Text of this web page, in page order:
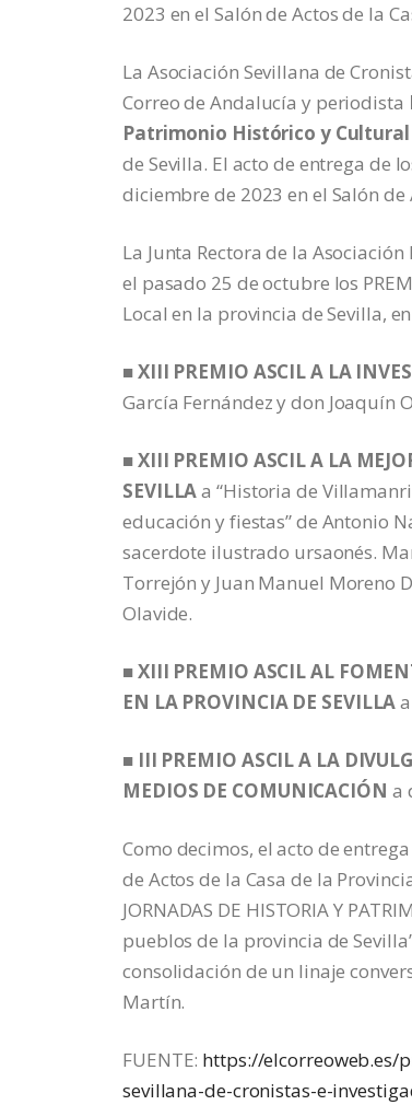
2023 en el Salón de Actos de la
La Asociación Sevillana de
Correo de Andalucía y periodista
Patrimonio Histórico y
de Sevilla. El acto de entrega de
diciembre de 2023 en el Salón de
La Junta Rectora de la
el pasado 25 de octubre los
Local en la provincia de Sevilla,
■ XIII PREMIO ASCIL A LA
García Fernández y don Joaquín
■XIII PREMIO ASCIL A LA
SEVILLAa “Historia de
educación y fiestas” de Antonio
sacerdote ilustrado ursaonés.
Torrejón y Juan Manuel Moreno
Olavide.
■XIII PREMIO ASCIL AL
EN LA PROVINCIA DE SEVILLA
■ III PREMIO ASCIL A LA
MEDIOS DE COMUNICACIÓN a
Como decimos, el acto de
de Actos de la Casa de la
JORNADAS DE HISTORIA Y
pueblos de la provincia de
consolidación de un linaje
Martín.
FUENTE: https://elcorreoweb.es/
sevillana-de-cronistas-e-